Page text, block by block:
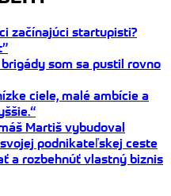
začínajúci startupisti?
som sa pustil rovno
ciele, malé ambície a
Martiš vybudoval
podnikateľskej ceste
a rozbehnúť vlastný biznis